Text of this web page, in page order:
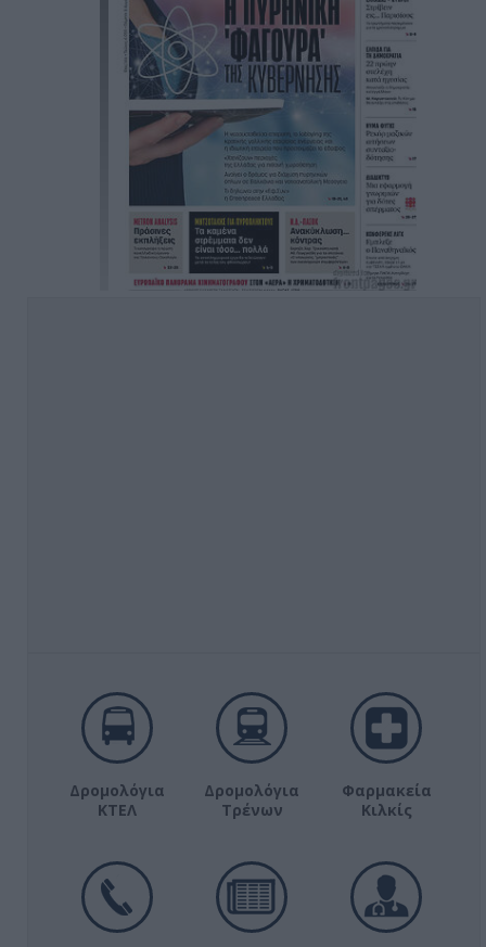
Δρομολόγια
ΚΤΕΛ
Δρομολόγια
Τρένων
Φαρμακεία
Κιλκίς